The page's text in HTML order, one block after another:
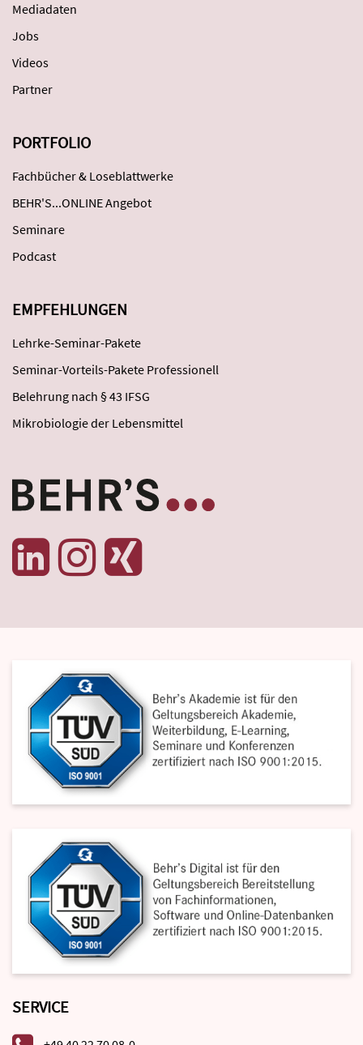
Mediadaten
Jobs
Videos
Partner
PORTFOLIO
Fachbücher & Loseblattwerke
BEHR'S...ONLINE Angebot
Seminare
Podcast
EMPFEHLUNGEN
Lehrke-Seminar-Pakete
Seminar-Vorteils-Pakete Professionell
Belehrung nach § 43 IFSG
Mikrobiologie der Lebensmittel
SERVICE